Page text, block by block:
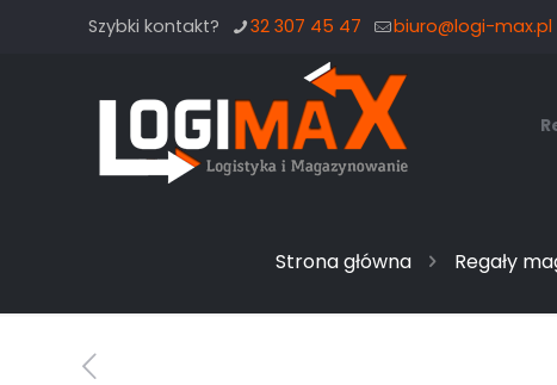
Szybki kontakt? 32 307 45 47 biuro@logi-max.pl
Strona główna Regały